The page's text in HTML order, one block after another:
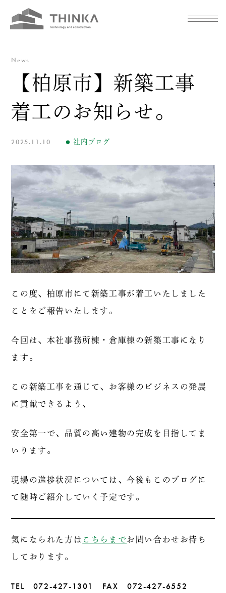
News
【柏原市】新築工事
着工のお知らせ。
2025.11.10 社内ブログ
この度、柏原市にて新築工事が着工いたしました
ことをご報告いたします。
今回は、本社事務所棟・倉庫棟の新築工事になり
ます。
この新築工事を通じて、お客様のビジネスの発展
に貢献できるよう、
安全第一で、品質の高い建物の完成を目指してま
いります。
現場の進捗状況については、今後もこのブログに
て随時ご紹介していく予定です。
気になられた方は こちらまでお問い合わせお待ち
しております。
TEL 072-427-1301 FAX 072-427-6552